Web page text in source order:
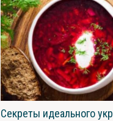
Секреты идеального